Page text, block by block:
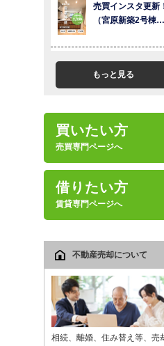
もっと見る
買いたい方
売買専門ページへ
借りたい方
賃貸専門ページへ
不動産売却について
相続、離婚、住み替え等、売